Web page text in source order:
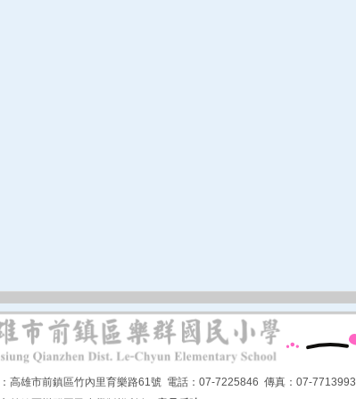
高雄市前鎮區竹內里育樂路61號 電話：07-7225846 傳真：07-7713993